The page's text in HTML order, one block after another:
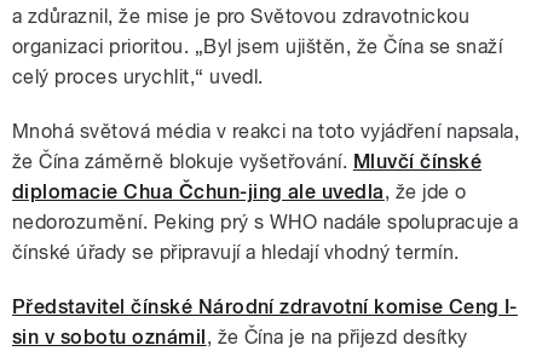
a zdůraznil, že mise je pro Světovou zdravotnickou
organizaci prioritou. „Byl jsem ujištěn, že Čína se snaží
celý proces urychlit,“ uvedl.
Mnohá světová média v reakci na toto vyjádření napsala,
že Čína záměrně blokuje vyšetřování. Mluvčí čínské
diplomacie Chua Čchun-jing ale uvedla, že jde o
nedorozumění. Peking prý s WHO nadále spolupracuje a
čínské úřady se připravují a hledají vhodný termín.
Představitel čínské Národní zdravotní komise Ceng I-
sin v sobotu oznámil , že Čína je na přijezd desítky